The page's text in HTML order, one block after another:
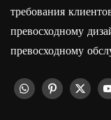
требования
превосходному
превосходному